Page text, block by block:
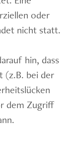
oder
nicht statt.
hin, dass
(z.B. bei der
dem Zugriff